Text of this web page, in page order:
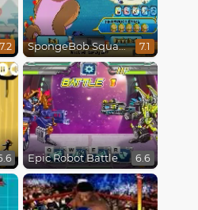
7.2 SpongeBob SquarePants : Monster Island Adventures 7.1
Epic Robot Battle 6.6